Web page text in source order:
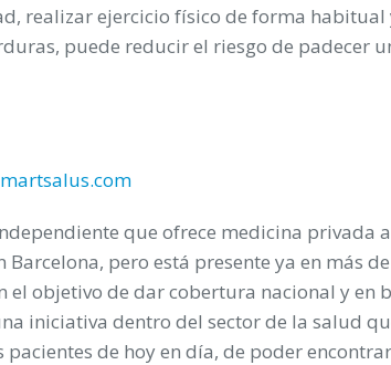
realizar ejercicio físico de forma habitual
puede reducir el riesgo de padecer
que ofrece medicina privada
Barcelona, pero está presente ya en más
el objetivo de dar cobertura nacional y en
iniciativa dentro del sector de la salud
de hoy en día, de poder